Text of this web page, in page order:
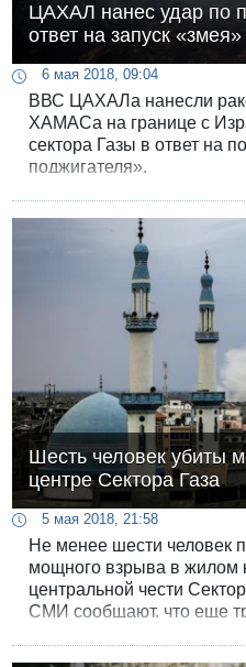
ЦАХАЛ нанес удар по
ответ на запуск «змея»
6 мая 2018, 09:04
ВВС ЦАХАЛа нанесли
ХАМАСа на границе с
сектора Газы в ответ на
поджигателя».
Шесть человек убиты
центре Сектора Газа
5 мая 2018, 21:58
Не менее шести человек
мощного взрыва в жилом
центральной чести
СМИ сообщают, что еще